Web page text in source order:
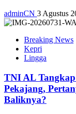
adminCN 3 Agustus
Breaking News
Kepri
Lingga
TNI AL
Pekajang,
Baliknya?